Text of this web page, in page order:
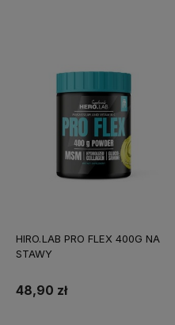
HIRO.LAB PRO FLEX 400G NA
STAWY
48,90 zł